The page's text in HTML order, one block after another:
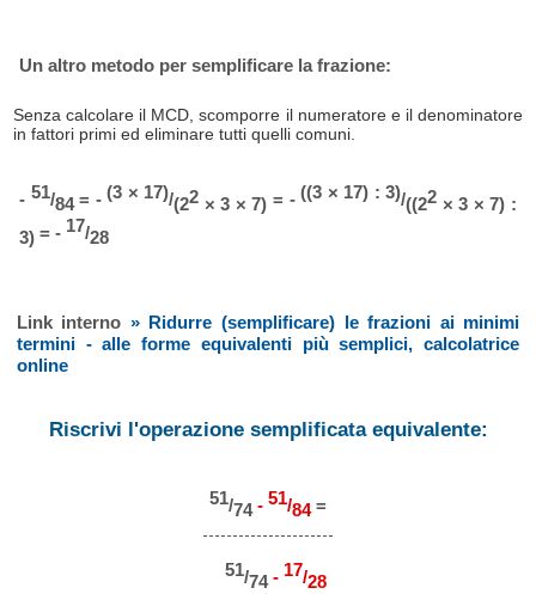
Un altro metodo per semplificare la frazione:
Senza calcolare il MCD, scomporre il numeratore e il denominatore
in fattori primi ed eliminare tutti quelli comuni.
- 51/84 = -(3 × 17)/(22 × 3 × 7) = -((3 × 17) : 3)/((22 × 3 × 7) :
3) = - 17/28
Link interno » Ridurre (semplificare) le frazioni ai minimi
termini - alle forme equivalenti più semplici, calcolatrice
online
Riscrivi l'operazione semplificata equivalente:
51/74 - 51/84 =
51/74 - 17/28